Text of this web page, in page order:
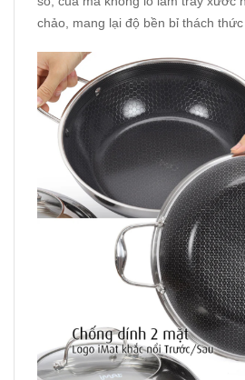
chảo, mang lại độ bền bỉ thách thức